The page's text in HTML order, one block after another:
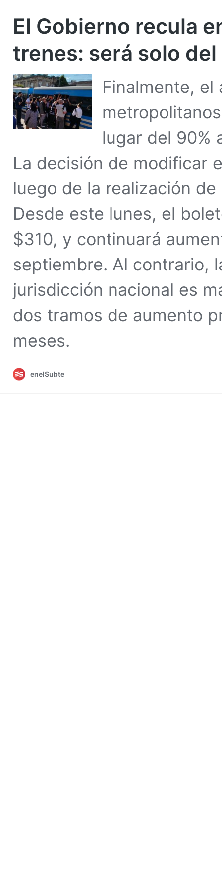
El Gobierno recula
trenes: será solo del
Finalmente,
lugar del 90%
La decisión de modificar
luego de la realización
Desde este lunes, el
$310, y continuará
septiembre. Al contrario,
jurisdicción nacional es
dos tramos de aumento
meses.
enelSubte